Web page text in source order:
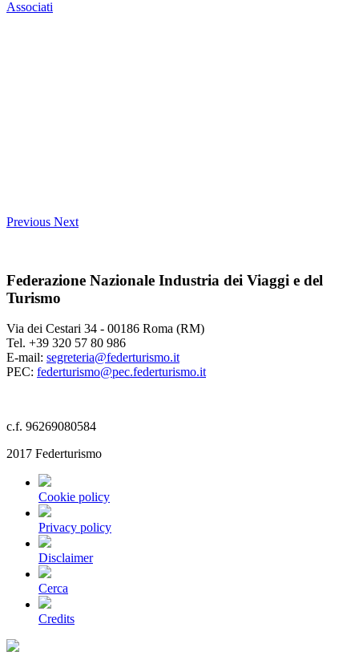
Associati
Previous Next
Federazione Nazionale Industria dei Viaggi e del
Turismo
Via dei Cestari 34 - 00186 Roma (RM)
Tel. +39 320 57 80 986
E-mail: segreteria@federturismo.it
PEC: federturismo@pec.federturismo.it
c.f. 96269080584
2017 Federturismo
Cookie policy
Privacy policy
Disclaimer
Cerca
Credits